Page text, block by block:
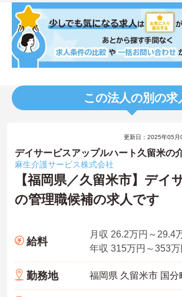
この法人の別の求
更新日：2025年05
デイサービスアップルハート久留米の
麻生介護サービス株式会社
【福岡県／久留米市】デイ
の管理職候補の求人です
給料
勤務地